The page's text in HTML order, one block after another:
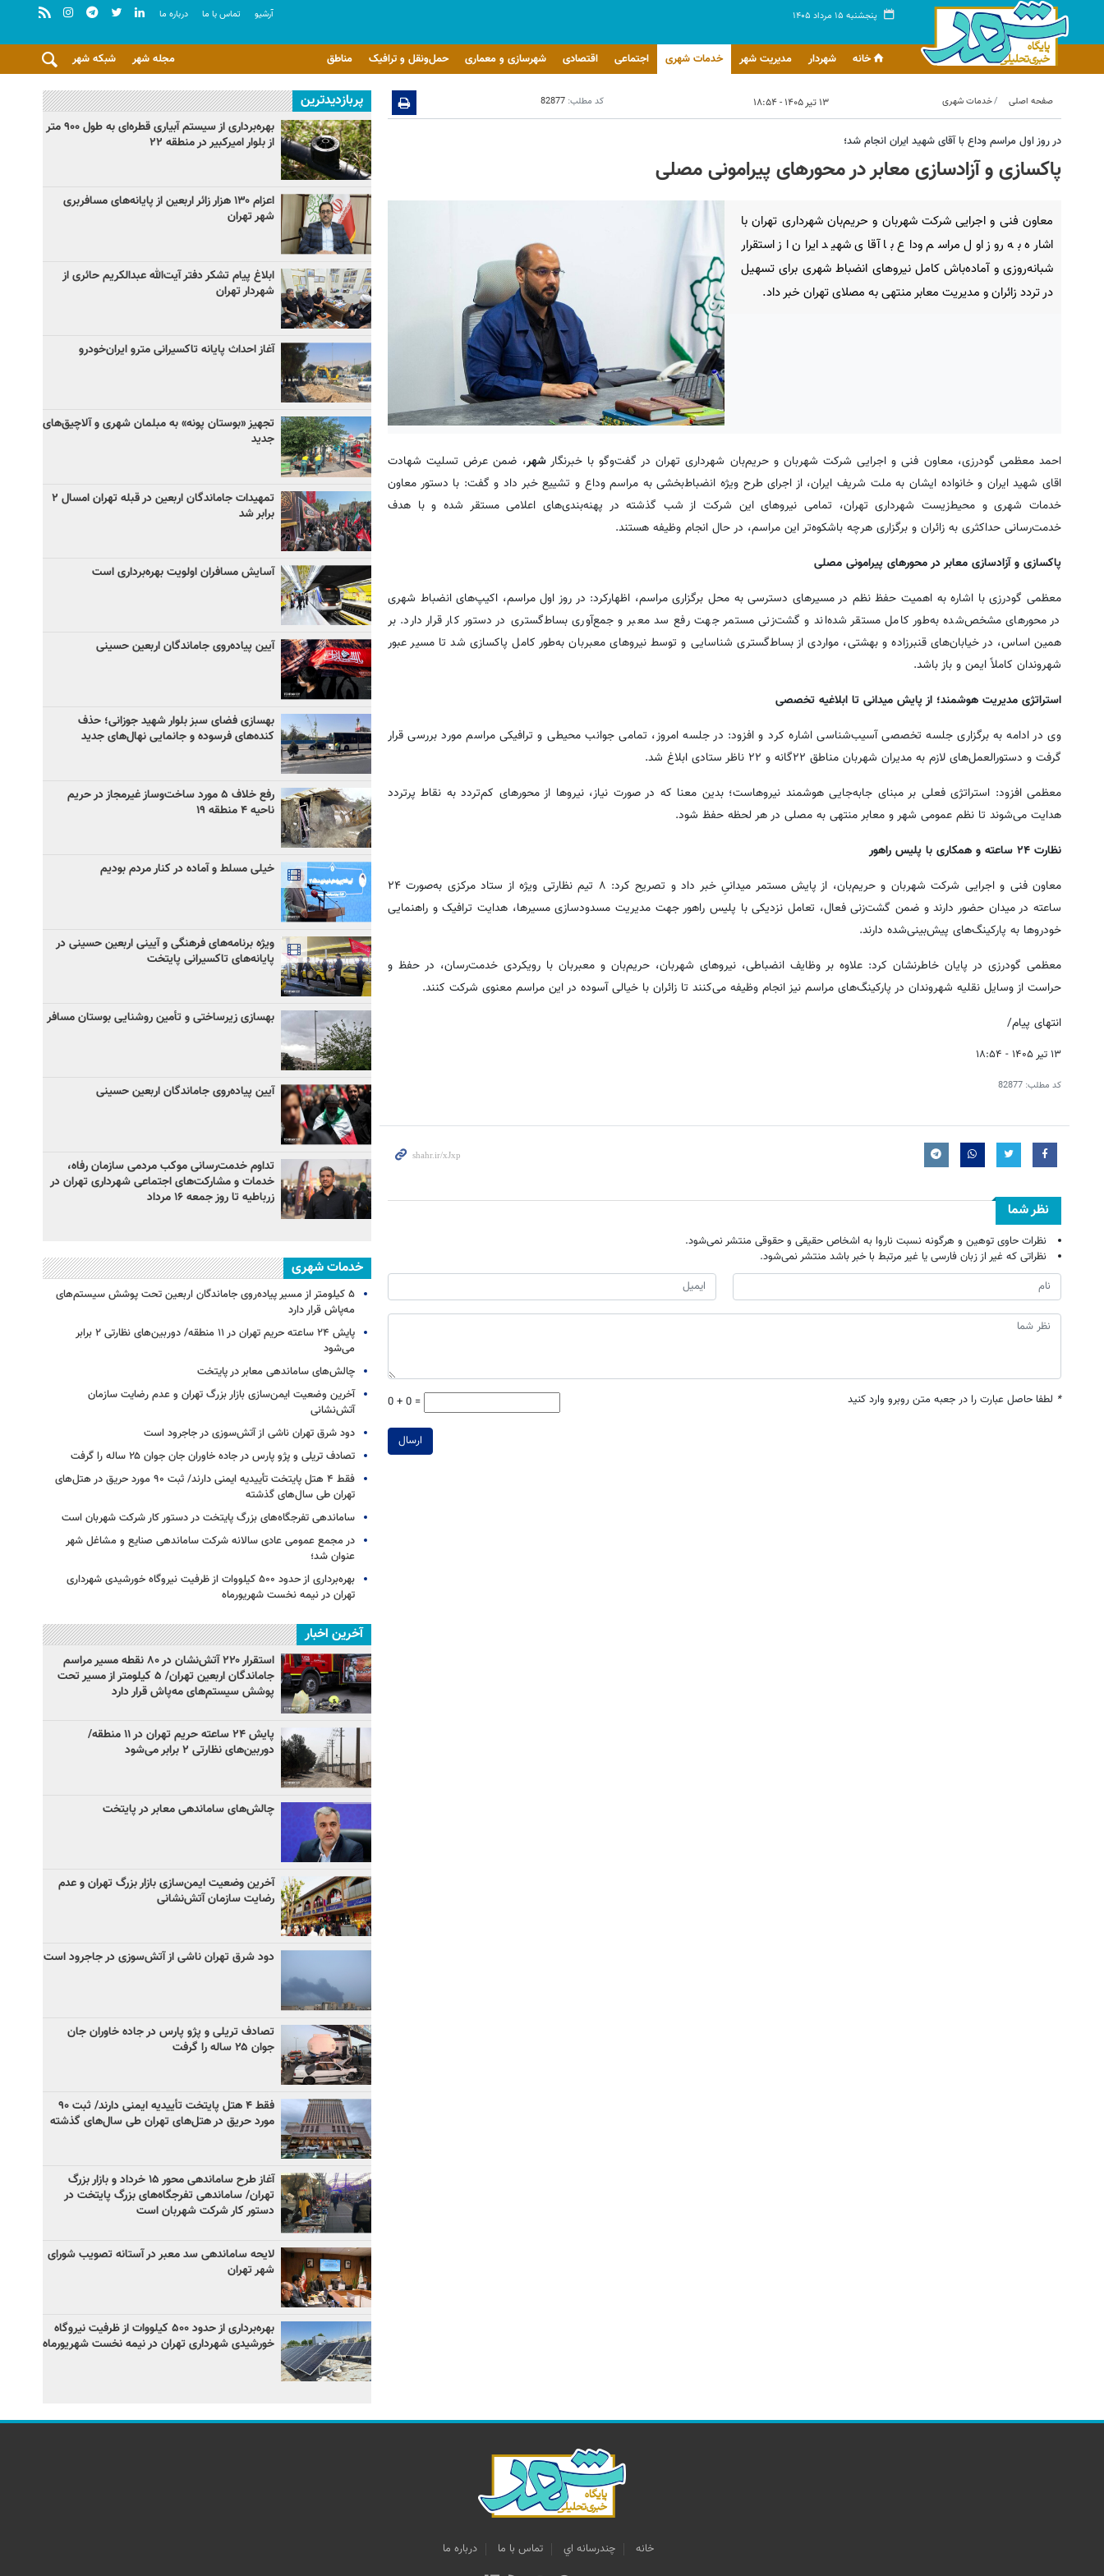
پنجشنبه ۱۵ مرداد ۱۴۰۵ آرشيو تماس با ما درباره ما
خانه شهردار مدیریت شهر خدمات شهری اجتماعی اقتصادی شهرسازی و معماری حمل‌ونقل و ترافیک مناطق شبکه شهر مجله شهر
صفحه اصلی خدمات شهری ۱۳ تیر ۱۴۰۵ - ۱۸:۵۴ کد مطلب: 82877
در روز اول مراسم وداع با آقای شهید ایران انجام شد؛
پاکسازی و آزادسازی معابر در محورهای پیرامونی مصلی
معاون فنی و اجرایی شرکت شهربان و حریم‌بان شهرداری تهران با
اشاره به روز اول مراسم وداع با آقای شهید ایران از استقرار
شبانه‌روزی و آماده‌باش کامل نیروهای انضباط شهری برای تسهیل
در تردد زائران و مدیریت معابر منتهی به مصلای تهران خبر داد.
احمد معظمی گودرزی، معاون فنی و اجرایی شرکت شهربان و حریم‌بان شهرداری تهران در گفت‌وگو با خبرنگارشهر، ضمن عرض تسلیت شهادت
اقای شهید ایران و خانواده ایشان به ملت شریف ایران، از اجرای طرح ویژه انضباط‌بخشی به مراسم وداع و تشییع خبر داد و گفت: با دستور معاون
خدمات شهری و محیط‌زیست شهرداری تهران، تمامی نیروهای این شرکت از شب گذشته در پهنه‌بندی‌های اعلامی مستقر شده و با هدف
خدمت‌رسانی حداکثری به زائران و برگزاری هرچه باشکوه‌تر این مراسم، در حال انجام وظیفه هستند.
پاکسازی و آزادسازی معابر در محورهای پیرامونی مصلی
معظمی گودرزی با اشاره به اهمیت حفظ نظم در مسیرهای دسترسی به محل برگزاری مراسم، اظهارکرد: در روز اول مراسم، اکیپ‌های انضباط شهری
در محورهای مشخص‌شده به‌طور کامل مستقر شده‌اند و گشت‌زنی مستمر جهت رفع سد معبر و جمع‌آوری بساط‌گستری در دستور کار قرار دارد. بر
همین اساس، در خیابان‌های قنبرزاده و بهشتی، مواردی از بساط‌گستری شناسایی و توسط نیروهای معبربان به‌طور کامل پاکسازی شد تا مسیر عبور
شهروندان کاملاً ایمن و باز باشد.
استراتژی مدیریت هوشمند؛ از پایش میدانی تا ابلاغیه تخصصی
وی در ادامه به برگزاری جلسه تخصصی آسیب‌شناسی اشاره کرد و افزود: در جلسه امروز، تمامی جوانب محیطی و ترافیکی مراسم مورد بررسی قرار
گرفت و دستورالعمل‌های لازم به مدیران شهربان مناطق ۲۲گانه و ۲۲ ناظر ستادی ابلاغ شد.
معظمی افزود: استراتژی فعلی بر مبنای جابه‌جایی هوشمند نیروهاست؛ بدین معنا که در صورت نیاز، نیروها از محورهای کم‌تردد به نقاط پرتردد
هدایت می‌شوند تا نظم عمومی شهر و معابر منتهی به مصلی در هر لحظه حفظ شود.
نظارت ۲۴ ساعته و همکاری با پلیس راهور
معاون فنی و اجرایی شرکت شهربان و حریم‌بان، از پایش مستمر میدانیِ خبر داد و تصریح کرد: ۸ تیم نظارتی ویژه از ستاد مرکزی به‌صورت ۲۴
ساعته در میدان حضور دارند و ضمن گشت‌زنی فعال، تعامل نزدیکی با پلیس راهور جهت مدیریت مسدودسازی مسیرها، هدایت ترافیک و راهنمایی
خودروها به پارکینگ‌های پیش‌بینی‌شده دارند.
معظمی گودرزی در پایان خاطرنشان کرد: علاوه بر وظایف انضباطی، نیروهای شهربان، حریم‌بان و معبربان با رویکردی خدمت‌رسان، در حفظ و
حراست از وسایل نقلیه شهروندان در پارکینگ‌های مراسم نیز انجام وظیفه می‌کنند تا زائران با خیالی آسوده در این مراسم معنوی شرکت کنند.
انتهای پیام/
۱۳ تیر ۱۴۰۵ - ۱۸:۵۴
کد مطلب: 82877
نظر شما
نظرات حاوی توهین و هرگونه نسبت ناروا به اشخاص حقیقی و حقوقی منتشر نمی‌شود.
نظراتی که غیر از زبان فارسی یا غیر مرتبط با خبر باشد منتشر نمی‌شود.
* لطفا حاصل عبارت را در جعبه متن روبرو وارد کنید 0 + 0 =
ارسال
پربازدیدترین
بهره‌برداری از سیستم آبیاری قطره‌ای به طول ۹۰۰ متر
از بلوار امیرکبیر در منطقه ۲۲
اعزام ۱۳۰ هزار زائر اربعین از پایانه‌های مسافربری
شهر تهران
ابلاغ پیام تشکر دفتر آیت‌الله عبدالکریم حائری از
شهردار تهران
آغاز احداث پایانه تاکسیرانی مترو ایران‌خودرو
تجهیز «بوستان پونه» به مبلمان شهری و آلاچیق‌های
جدید
تمهیدات جاماندگان اربعین در قبله تهران امسال ۲
برابر شد
آسایش مسافران اولویت بهره‌برداری است
آیین پیاده‌روی جاماندگان اربعین حسینی
بهسازی فضای سبز بلوار شهید جوزانی؛ حذف
کنده‌های فرسوده و جانمایی نهال‌های جدید
رفع خلاف ۵ مورد ساخت‌وساز غیرمجاز در حریم
ناحیه ۴ منطقه ۱۹
خیلی مسلط و آماده در کنار مردم بودیم
ویژه برنامه‌های فرهنگی و آیینی اربعین حسینی در
پایانه‌های تاکسیرانی پایتخت
بهسازی زیرساختی و تأمین روشنایی بوستان مسافر
آیین پیاده‌روی جاماندگان اربعین حسینی
تداوم خدمت‌رسانی موکب مردمی سازمان رفاه،
خدمات و مشارکت‌های اجتماعی شهرداری تهران در
زرباطیه تا روز جمعه ۱۶ مرداد
خدمات شهری
۵ کیلومتر از مسیر پیاده‌روی جاماندگان اربعین تحت پوشش سیستم‌های
مه‌پاش قرار دارد
پایش ۲۴ ساعته حریم تهران در ۱۱ منطقه/ دوربین‌های نظارتی ۲ برابر
می‌شود
چالش‌های ساماندهی معابر در پایتخت
آخرین وضعیت ایمن‌سازی بازار بزرگ تهران و عدم رضایت سازمان
آتش‌نشانی
دود شرق تهران ناشی از آتش‌سوزی در جاجرود است
تصادف تریلی و پژو پارس در جاده خاوران جان جوان ۲۵ ساله را گرفت
فقط ۴ هتل پایتخت تأییدیه ایمنی دارند/ ثبت ۹۰ مورد حریق در هتل‌های
تهران طی سال‌های گذشته
ساماندهی تفرجگاه‌های بزرگ پایتخت در دستور کار شرکت شهربان است
در مجمع عمومی عادی سالانه شرکت ساماندهی صنایع و مشاغل شهر
عنوان شد؛
بهره‌برداری از حدود ۵۰۰ کیلووات از ظرفیت نیروگاه خورشیدی شهرداری
تهران در نیمه نخست شهریورماه
آخرین اخبار
استقرار ۲۲۰ آتش‌نشان در ۸۰ نقطه مسیر مراسم
جاماندگان اربعین تهران/ ۵ کیلومتر از مسیر تحت
پوشش سیستم‌های مه‌پاش قرار دارد
پایش ۲۴ ساعته حریم تهران در ۱۱ منطقه/
دوربین‌های نظارتی ۲ برابر می‌شود
چالش‌های ساماندهی معابر در پایتخت
آخرین وضعیت ایمن‌سازی بازار بزرگ تهران و عدم
رضایت سازمان آتش‌نشانی
دود شرق تهران ناشی از آتش‌سوزی در جاجرود است
تصادف تریلی و پژو پارس در جاده خاوران جان
جوان ۲۵ ساله را گرفت
فقط ۴ هتل پایتخت تأییدیه ایمنی دارند/ ثبت ۹۰
مورد حریق در هتل‌های تهران طی سال‌های گذشته
آغاز طرح ساماندهی محور ۱۵ خرداد و بازار بزرگ
تهران/ ساماندهی تفرجگاه‌های بزرگ پایتخت در
دستور کار شرکت شهربان است
لایحه ساماندهی سد معبر در آستانه تصویب شورای
شهر تهران
بهره‌برداری از حدود ۵۰۰ کیلووات از ظرفیت نیروگاه
خورشیدی شهرداری تهران در نیمه نخست شهریورماه
خانه چندرسانه اي تماس با ما درباره ما